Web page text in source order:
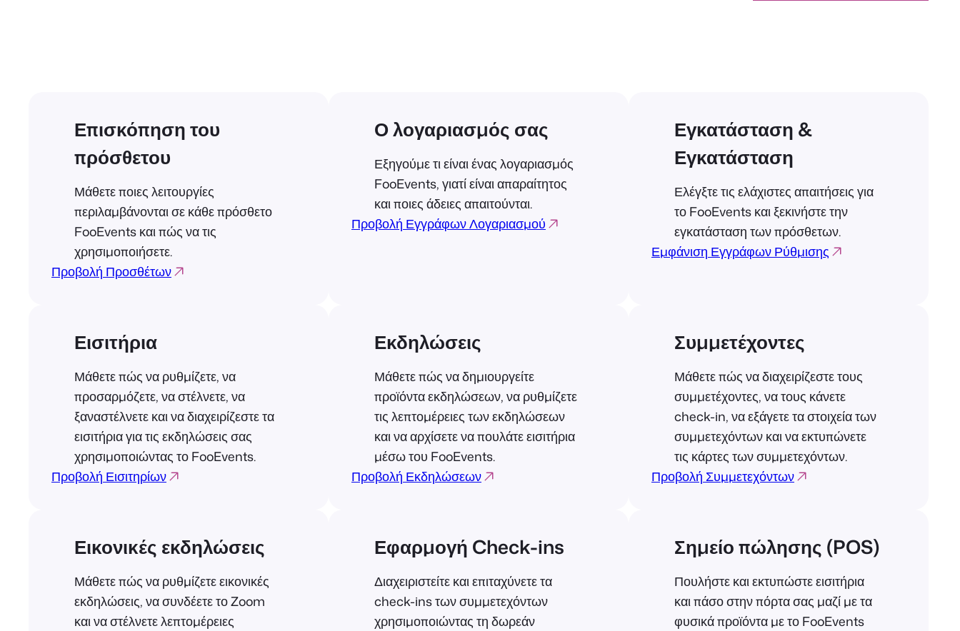
Επισκόπηση του
πρόσθετου
Μάθετε ποιες λειτουργίες
περιλαμβάνονται σε κάθε πρόσθετο
FooEvents και πώς να τις
χρησιμοποιήσετε.
Προβολή Προσθέτων
Ο λογαριασμός σας
Εξηγούμε τι είναι ένας λογαριασμός
FooEvents, γιατί είναι απαραίτητος
και ποιες άδειες απαιτούνται.
Προβολή Εγγράφων Λογαριασμού
Εγκατάσταση &
Εγκατάσταση
Ελέγξτε τις ελάχιστες απαιτήσεις για
το FooEvents και ξεκινήστε την
εγκατάσταση των πρόσθετων.
Εμφάνιση Εγγράφων Ρύθμισης
Εισιτήρια
Μάθετε πώς να ρυθμίζετε, να
προσαρμόζετε, να στέλνετε, να
ξαναστέλνετε και να διαχειρίζεστε τα
εισιτήρια για τις εκδηλώσεις σας
χρησιμοποιώντας το FooEvents.
Προβολή Εισιτηρίων
Εκδηλώσεις
Μάθετε πώς να δημιουργείτε
προϊόντα εκδηλώσεων, να ρυθμίζετε
τις λεπτομέρειες των εκδηλώσεων
και να αρχίσετε να πουλάτε εισιτήρια
μέσω του FooEvents.
Προβολή Εκδηλώσεων
Συμμετέχοντες
Μάθετε πώς να διαχειρίζεστε τους
συμμετέχοντες, να τους κάνετε
check-in, να εξάγετε τα στοιχεία των
συμμετεχόντων και να εκτυπώνετε
τις κάρτες των συμμετεχόντων.
Προβολή Συμμετεχόντων
Εικονικές εκδηλώσεις
Μάθετε πώς να ρυθμίζετε εικονικές
εκδηλώσεις, να συνδέετε το Zoom
και να στέλνετε λεπτομέρειες
Εφαρμογή Check-ins
Διαχειριστείτε και επιταχύνετε τα
check-ins των συμμετεχόντων
χρησιμοποιώντας τη δωρεάν
Σημείο πώλησης (POS)
Πουλήστε και εκτυπώστε εισιτήρια
και πάσο στην πόρτα σας μαζί με τα
φυσικά προϊόντα με το FooEvents